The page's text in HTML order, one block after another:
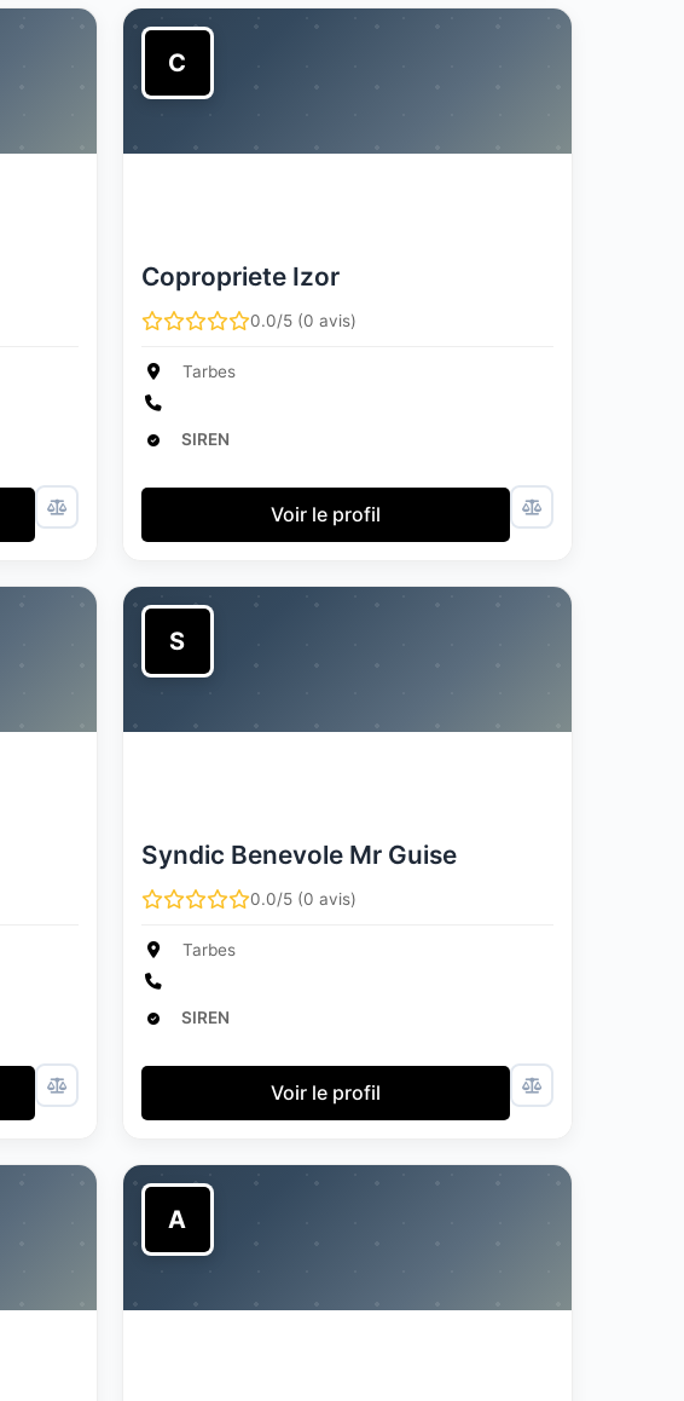
C
Copropriete Izor
0.0/5 (0 avis)
Tarbes
SIREN
Voir le profil
S
Syndic Benevole Mr Guise
0.0/5 (0 avis)
Tarbes
SIREN
Voir le profil
A